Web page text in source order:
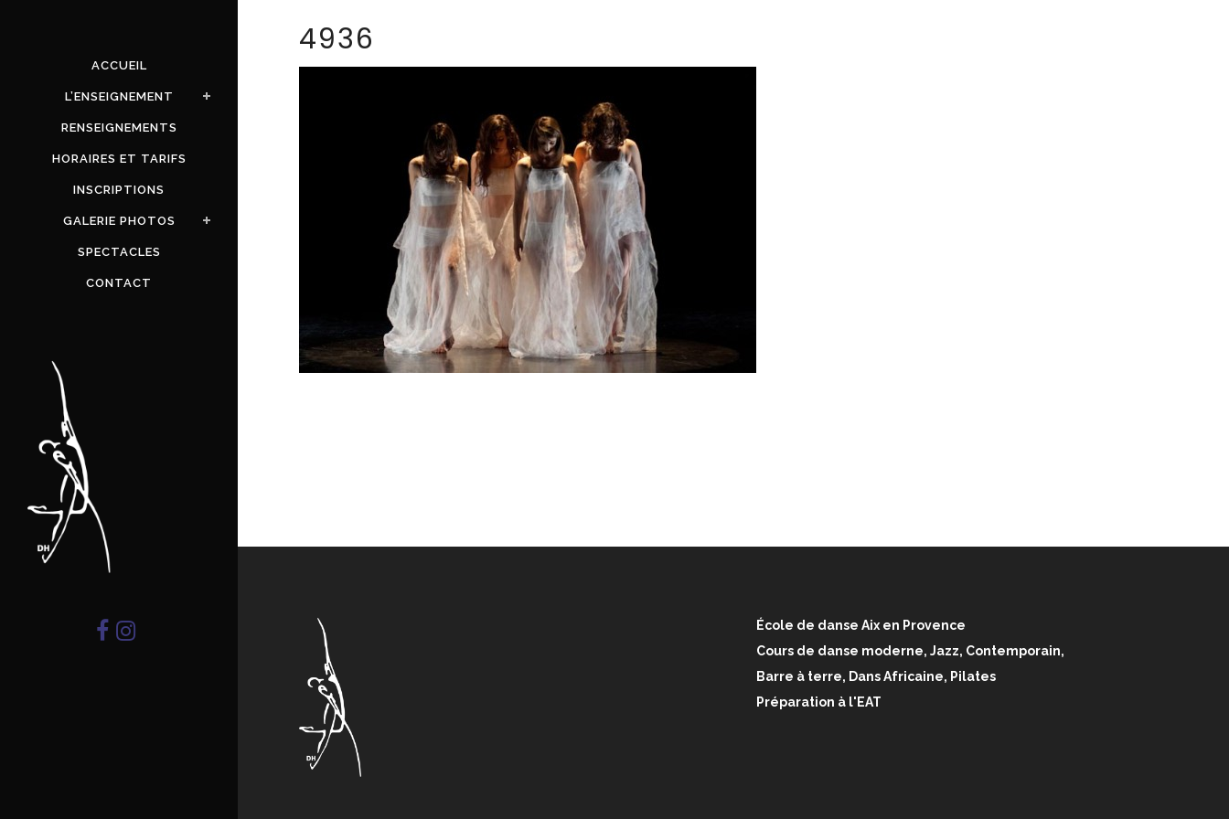
ACCUEIL
L’ENSEIGNEMENT
RENSEIGNEMENTS
HORAIRES ET TARIFS
INSCRIPTIONS
GALERIE PHOTOS
SPECTACLES
CONTACT
4936
École de danse Aix en Provence
Cours de danse moderne, Jazz, Contemporain,
Barre à terre, Dans Africaine, Pilates
Préparation à l'EAT